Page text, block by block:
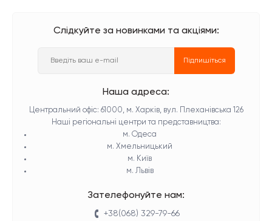
Слідкуйте за новинками та акціями:
Підпишіться
Наша адреса:
Центральний офіс: 61000, м. Харків, вул. Плеханівська 126
Наші регіональні центри та представництва:
м. Одеса
м. Хмельницький
м. Київ
м. Львів
Зателефонуйте нам:
+38(068) 329-79-66